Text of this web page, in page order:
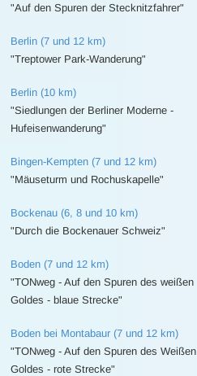
"Auf den Spuren der Stecknitzfahrer"
Berlin (7 und 12 km)
"Treptower Park-Wanderung"
Berlin (10 km)
"Siedlungen der Berliner Moderne -
Hufeisenwanderung"
Bingen-Kempten (7 und 12 km)
"Mäuseturm und Rochuskapelle"
Bockenau (6, 8 und 10 km)
"Durch die Bockenauer Schweiz"
Boden (7 und 12 km)
"TONweg - Auf den Spuren des weißen
Goldes - blaue Strecke"
Boden bei Montabaur (7 und 12 km)
"TONweg - Auf den Spuren des Weißen
Goldes - rote Strecke"